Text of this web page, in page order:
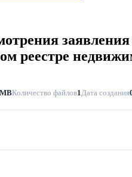
реестре
Количество файлов1 Дата создания